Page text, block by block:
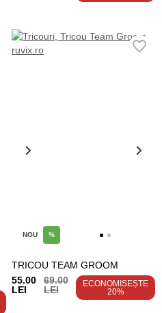
NOU %
TRICOU TEAM GROOM
55.00
LEI
69.00
LEI
ECONOMISEȘTE
20%